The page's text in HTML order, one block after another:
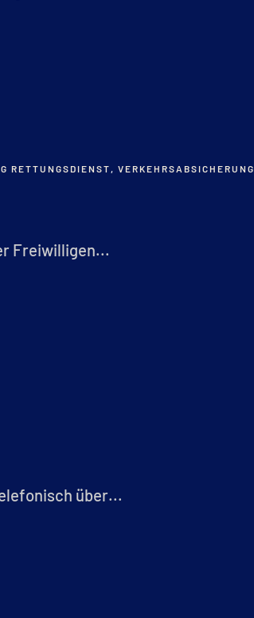
RETTUNGSDIENST , VERKEHRSABSICHERUNG
Freiwilligen...
über...